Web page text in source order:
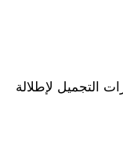
التجميل لإطلالة